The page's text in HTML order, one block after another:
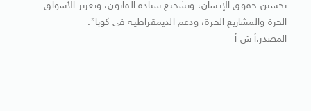
تحسين حقوق الإنسان، وتشجيع سيادة القانون، وتعزيز الأسواق
الحرة والمشاريع الحرة، ودعم الديمقراطية في كوبا”.
المصدر:أ ش أ